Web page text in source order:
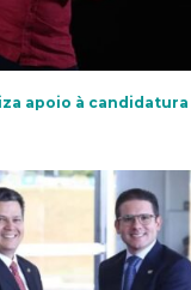
apoio à candidatura